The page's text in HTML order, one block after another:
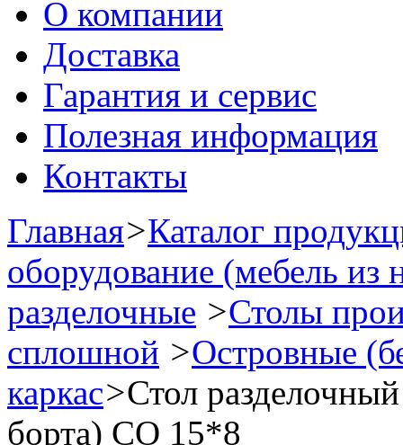
О компании
Доставка
Гарантия и сервис
Полезная информация
Контакты
Главная>Каталог
оборудование (мебель из
разделочные >Столы
сплошной >Островные
каркас>Стол
борта) СО 15*8